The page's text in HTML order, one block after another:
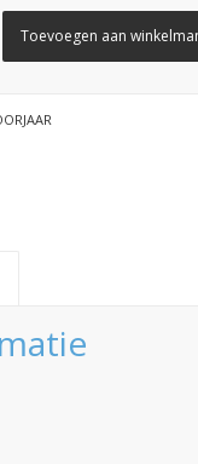
Toevoegen aan